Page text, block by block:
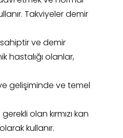
Takviyeler demir
ve demir
hastalığı olanlar,
gelişiminde ve temel
olan kırmızı kan
kullanır.